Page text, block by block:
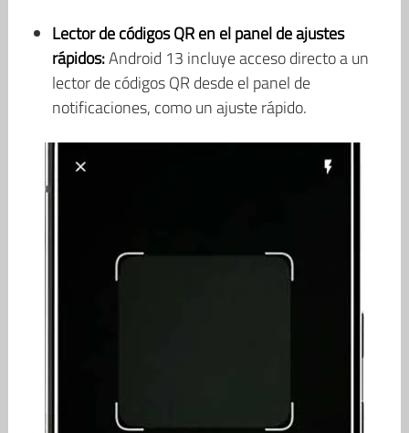
Lector de códigos QR en el panel de ajustes
rápidos:Android 13 incluye acceso directo a un
lector de códigos QR desde el panel de
notificaciones, como un ajuste rápido.